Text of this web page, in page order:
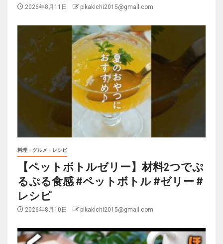
2026年8月11日 pikakichi2015@gmail.com
料理・グルメ・レシピ
【ペットボトルゼリー】材料2つでぷ
るぷる食感 #ペットボトル #ゼリー #
レシピ
2026年8月10日 pikakichi2015@gmail.com